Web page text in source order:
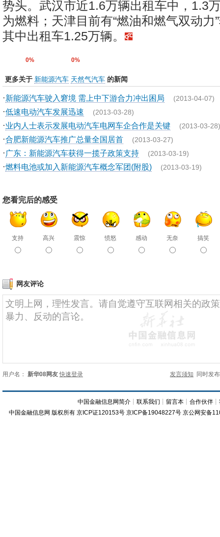
势头。武汉市近1.6万辆出租车中，1.3
为燃料；天津目前有“燃油和燃气双动力
其中出租车1.25万辆。
0% 0%
更多关于 新能源汽车 天然气汽车 的新闻
·新能源汽车驶入窘境 需上中下游合力冲出困局 (2013-04-07)
·低速电动汽车发展迅速 (2013-03-28)
·业内人士表示发展电动汽车电网车企合作是关键 (2013-03-28)
·合肥新能源汽车推广总量全国居首 (2013-03-27)
· 广东：新能源汽车获得一揽子政策支持 (2013-03-19)
·燃料电池或加入新能源汽车概念军团(附股) (2013-03-19)
您看完后的感受
支持 高兴 震惊 愤怒 感动 无奈 搞笑
网友评论
用户名： 新华08网友 快速登录 发言须知 同时发
中国金融信息网简介 ┊联系我们 ┊ 留言本 ┊合作伙伴 ┊
中国金融信息网 版权所有 京ICP证120153号 京ICP备19048227号 京公网安备